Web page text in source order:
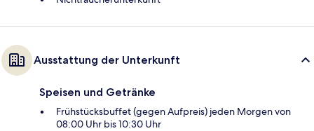
Ausstattung der Unterkunft
Speisen und Getränke
Frühstücksbuffet (gegen Aufpreis) jeden Morgen von
08:00 Uhr bis 10:30 Uhr